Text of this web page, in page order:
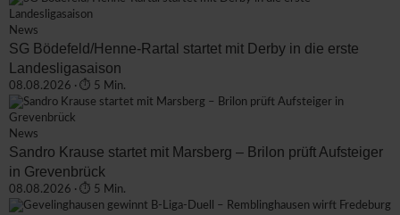
News
SG Bödefeld/Henne-Rartal startet mit Derby in die erste
Landesligasaison
08.08.2026 · ⏱ 5 Min.
News
Sandro Krause startet mit Marsberg – Brilon prüft Aufsteiger
in Grevenbrück
08.08.2026 · ⏱ 5 Min.